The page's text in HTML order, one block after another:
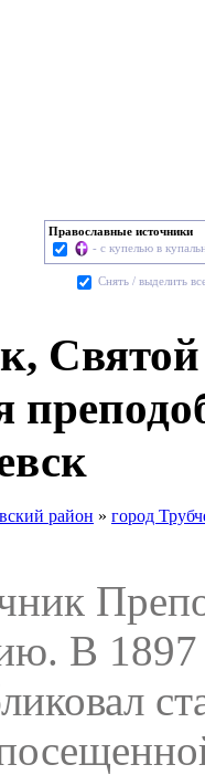
Православные источники
- с купелью в
Cнять / выделить
район » город
В 1897